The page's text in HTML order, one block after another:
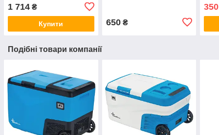
1 714 ₴
Купити 650₴
350
Подібні товари компанії